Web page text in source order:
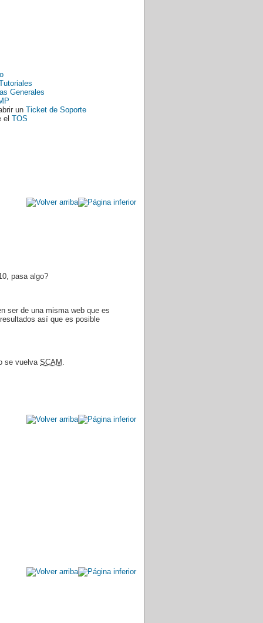
Generales
un Ticket de Soporte
el TOS
pasa algo?
ser de una misma web que es
así que es posible
se vuelva SCAM .